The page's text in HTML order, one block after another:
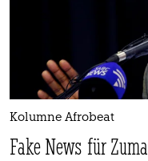
Kolumne Afrobeat
Fake News für Zuma